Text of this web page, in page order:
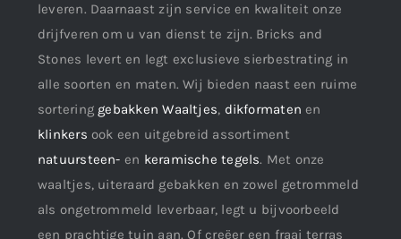
leveren. Daarnaast zijn service en kwaliteit onze
drijfveren om u van dienst te zijn. Bricks and
Stones levert en legt exclusieve sierbestrating in
alle soorten en maten. Wij bieden naast een ruime
sortering gebakken Waaltjes, dikformaten en
klinkers ook een uitgebreid assortiment
natuursteen- en keramische tegels. Met onze
waaltjes, uiteraard gebakken en zowel getrommeld
als ongetrommeld leverbaar, legt u bijvoorbeeld
een prachtige tuin aan. Of creëer een fraai terras